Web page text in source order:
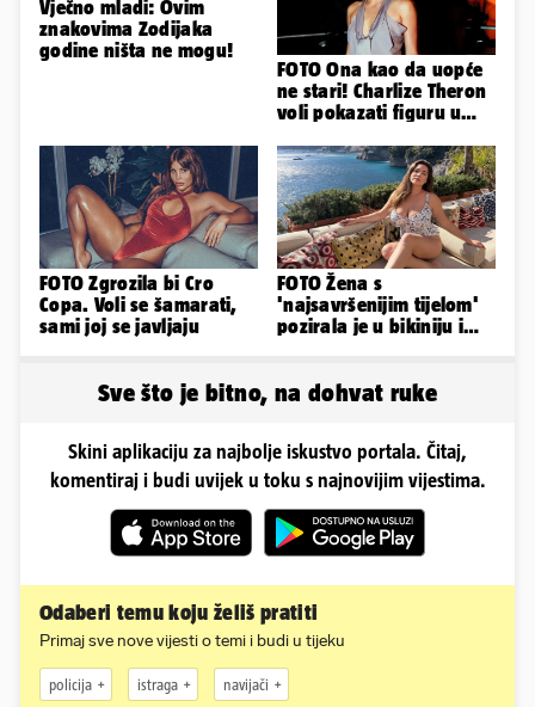
Vječno mladi: Ovim
znakovima Zodijaka
godine ništa ne mogu!
FOTO Ona kao da uopće
ne stari! Charlize Theron
voli pokazati figuru u
FOTO Zgrozila bi Cro
Copa. Voli se šamarati,
sami joj se javljaju
FOTO Žena s
'najsavršenijim tijelom'
pozirala je u bikiniju i
Sve što je bitno, na dohvat ruke
Skini aplikaciju za najbolje iskustvo portala. Čitaj,
komentiraj i budi uvijek u toku s najnovijim vijestima.
Odaberi temu koju želiš pratiti
Primaj sve nove vijesti o temi i budi u tijeku
policija istraga navijači